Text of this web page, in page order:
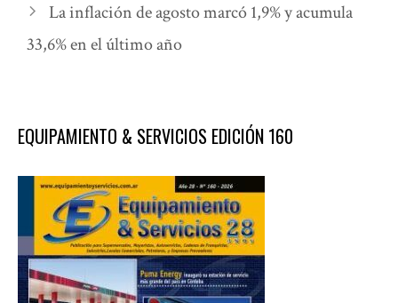
La inflación de agosto marcó 1,9% y acumula
33,6% en el último año
EQUIPAMIENTO & SERVICIOS EDICIÓN 160